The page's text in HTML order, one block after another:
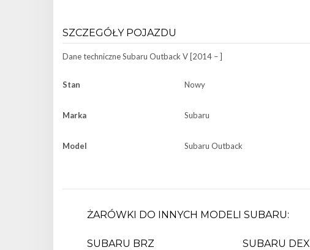
SZCZEGÓŁY POJAZDU
Dane techniczneSubaru Outback V [2014 – ]
Stan Nowy
Marka Subaru
Model Subaru Outback
ŻARÓWKI DO INNYCH MODELI SUBARU:
SUBARU BRZ SUBARU DEX